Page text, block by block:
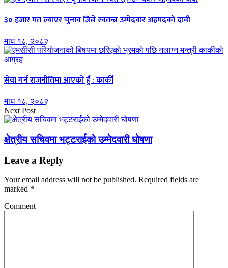
३० हजार मत ल्याएर चुनाव जित्ने स्वतन्त्र उम्मेदवार अहमदको दावी
माघ १८, २०८२
सेवा गर्न राजनीतिमा आएको हुँ : कार्की
माघ १८, २०८२
Next Post
क्षेत्रीय सचिवमा भट्टराईको उम्मेदवारी घोषणा
Leave a Reply
Your email address will not be published. Required fields are
marked *
Comment